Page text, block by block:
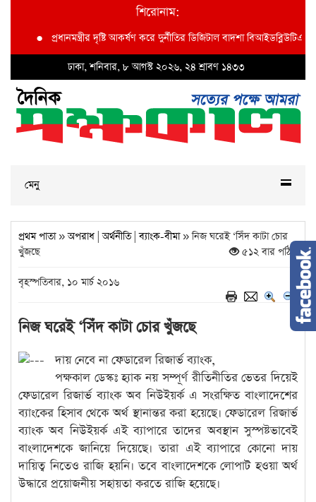
শিরোনাম:
প্রধানমন্ত্রীর দৃষ্টি আকর্ষণ করে দুর্নীতির ডিজিটাল বাদশা বিআইডব্লিউটিএর অতি:
ঢাকা, শনিবার, ৮ আগস্ট ২০২৬, ২৪ শ্রাবণ ১৪৩৩
মেনু
প্রথম পাতা»অপরাধ |অর্থনীতি|ব্যাংক-বীমা» নিজ ঘরেই ‘সিঁদ কাটা চোর
খুঁজছে
৫১২ বার পঠিত
বৃহস্পতিবার, ১০ মার্চ ২০১৬
নিজ ঘরেই ‘সিঁদ কাটা চোর খুঁজছে
দায় নেবে না ফেডারেল রিজার্ভ ব্যাংক,
পক্ষকাল ডেস্কঃ হ্যাক নয় সম্পূর্ণ রীতিনীতির ভেতর দিয়েই
ফেডারেল রিজার্ভ ব্যাংক অব নিউইয়র্ক এ সংরক্ষিত বাংলাদেশের
ব্যাংকের হিসাব থেকে অর্থ স্থানান্তর করা হয়েছে। ফেডারেল রিজার্ভ
ব্যাংক অব নিউইয়র্ক এই ব্যাপারে তাদের অবস্থান সুস্পষ্টভাবেই
বাংলাদেশকে জানিয়ে দিয়েছে। তারা এই ব্যাপারে কোনো দায়
দায়িত্ব নিতেও রাজি হয়নি। তবে বাংলাদেশকে লোপাট হওয়া অর্থ
উদ্ধারে প্রয়োজনীয় সহায়তা করতে রাজি হয়েছে।